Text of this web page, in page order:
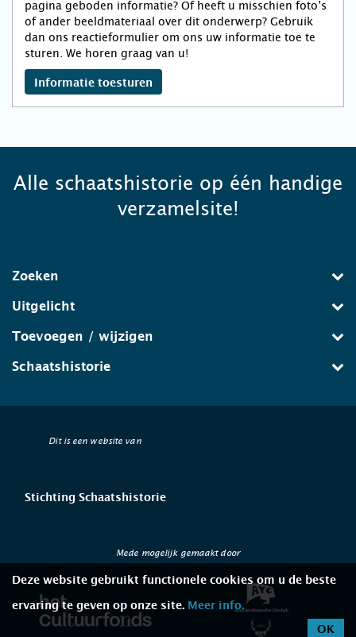
pagina geboden informatie? Of heeft u misschien foto’s
of ander beeldmateriaal over dit onderwerp? Gebruik
dan ons reactieformulier om ons uw informatie toe te
sturen. We horen graag van u!
Informatie toesturen
Alle schaatshistorie op één handige
verzamelsite!
Zoeken
Uitgelicht
Toevoegen / wijzigen
Schaatshistorie
Dit is een website van
Stichting Schaatshistorie
Mede mogelijk gemaakt door
Deze website gebruikt functionele cookies om u de beste
ervaring te geven op onze site. Meer info.
OK